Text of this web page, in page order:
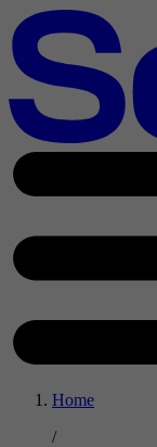
Home
/